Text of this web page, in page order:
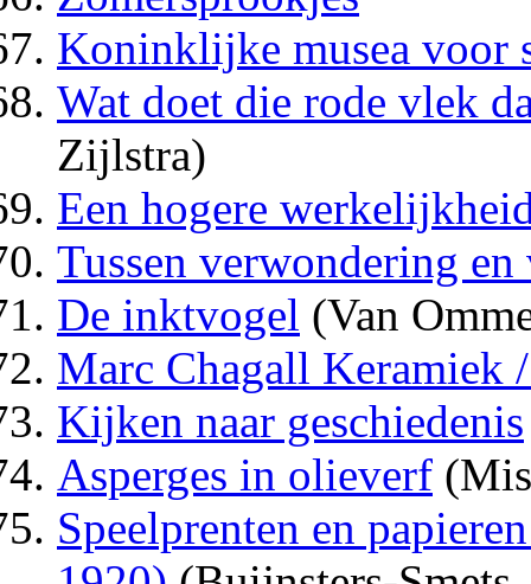
Koninklijke musea voor
Wat doet die rode vlek
Zijlstra)
Een hogere
Tussen verwondering
De inktvogel (Van
Marc Chagall Keramiek
Kijken naar geschiedenis
Asperges in olieverf
Speelprenten en